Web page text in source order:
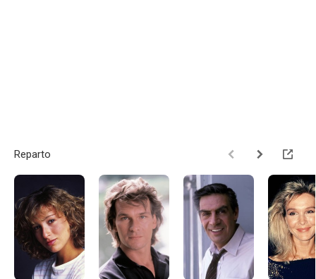
Reparto